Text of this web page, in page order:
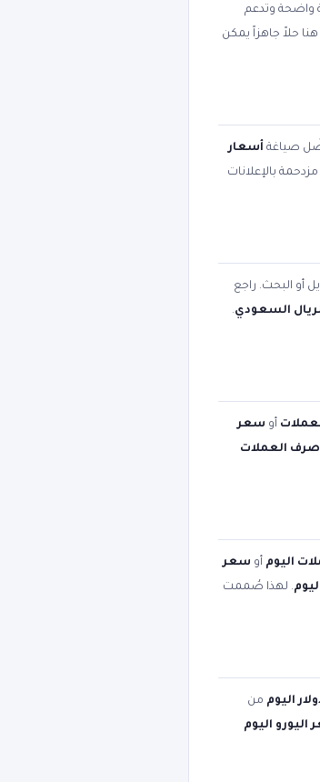
واضحة وتدعم
حلاً جاهزاً يمكن
صياغة أسعار
بالإعلانات
أو البحث. راجع
السعودي.
أو سعر
صرف العملات
اليوم أو سعر
. لهذا صُممت
اليوم من
اليورو اليوم